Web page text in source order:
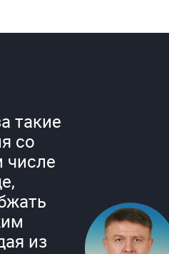
такие
со
числе
из